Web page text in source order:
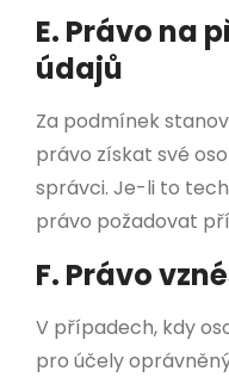
E. Právo na
údajů
Za podmínek
právo získat své
správci. Je-li to
právo požadovat
F. Právo
V případech, kdy
pro účely